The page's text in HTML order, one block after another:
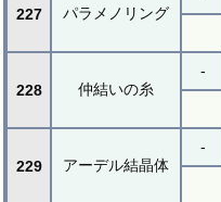
227 パラメノリング
228 仲結いの糸
-
229 アーデル結晶体
-